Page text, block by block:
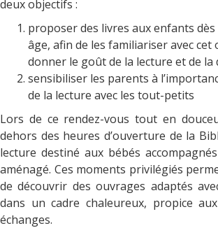
deux objectifs :
proposer des livres aux enfants
âge, afin de les familiariser avec
donner le goût de la lecture et de la
sensibiliser les parents à
de la lecture avec les tout-petits
Lors de ce rendez-vous tout en
dehors des heures d’ouverture de la
lecture destiné aux bébés
aménagé. Ces moments privilégiés
de découvrir des ouvrages adaptés
dans un cadre chaleureux, propice
échanges.